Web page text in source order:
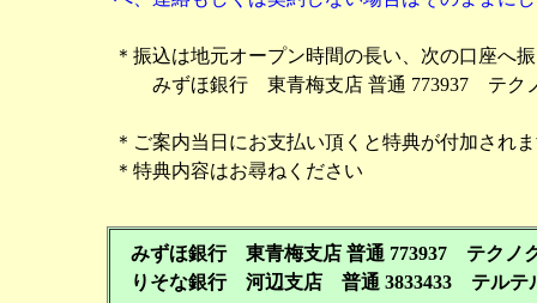
＊振込は地元オープン時間の長い、次の口座へ
みずほ銀行 東青梅支店 普通 773937 テク
＊ご案内当日にお支払い頂くと特典が付加され
＊特典内容はお尋ねください
みずほ銀行 東青梅支店 普通 773937 テクノ
りそな銀行 河辺支店 普通 3833433 テルテ